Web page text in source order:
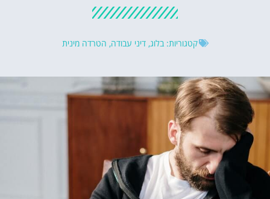
קטגוריות: בלוג,דיני עבודה, הטרדה מינית